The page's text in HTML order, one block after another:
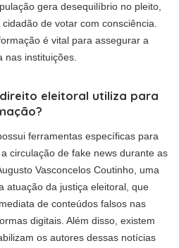
gera desequilíbrio no pleito,
de votar com consciência.
é vital para assegurar a
nas instituições.
eleitoral utiliza para
ferramentas específicas para
circulação de fake news durante as
Vasconcelos Coutinho, uma
atuação da justiça eleitoral, que
de conteúdos falsos nas
digitais. Além disso, existem
os autores dessas notícias